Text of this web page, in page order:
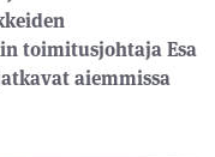
toimitusjohtajaEsa
aiemmissa